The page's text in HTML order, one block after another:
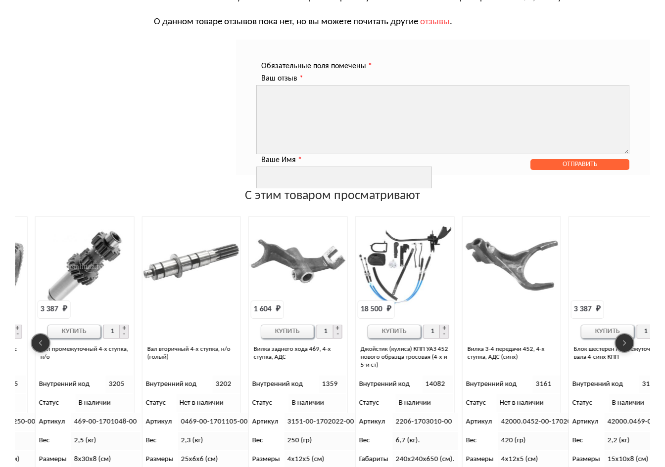
О данном товаре отзывов пока нет, но вы можете почитать другие отзывы.
Обязательные поля помечены *
Ваш отзыв *
Ваше Имя *
С этим товаром просматривают
00
Вал промежуточный 4-х ступка,
3 387 ₽
Внутренний код
Статус В наличии
Артикул 469-00-1701048-00
2,5 (кг)
Размеры 8х30х8 (см)
КУПИТЬ
Вал вторичный 4-х ступка, н/о
(голый)
Внутренний код
Статус Нет в наличии
Артикул 0469-00-1701105-00
2,3 (кг)
Размеры 25х6х6 (см)
Вилка заднего хода 469, 4-х
ступка, АДС
1 604 ₽
Внутренний код
Статус В наличии
Артикул 3151-00-1702022-00
250 (гр)
Размеры 4х12х5 (см)
КУПИТЬ
Джойстик (кулиса) КПП УАЗ 452
нового образца тросовая (4-х и
18 500 ₽
Внутренний код 14082
Статус В наличии
Артикул 2206-1703010-00
6,7 (кг).
Габариты 240х240х650 (см).
КУПИТЬ
Вилка 3-4 передачи 452, 4-х
ступка, АДС (синх)
Внутренний код
Статус Нет в наличии
Артикул 42000.0452-00-1702030-02
420 (гр)
Размеры 4х12х5 (см)
Блок шестерен промежуточного
вала 4-синх КПП
3 387 ₽
Внутренний код
Статус В наличии
Артикул 42000.0469-00-
2,2 (кг)
Размеры 15х10х8 (см)
КУПИТЬ